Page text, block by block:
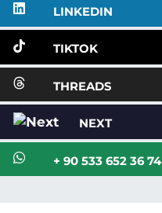
LINKEDIN
TIKTOK
THREADS
NEXT
+ 90 533 652 36 74